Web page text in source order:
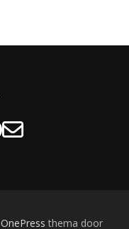
OnePress thema door